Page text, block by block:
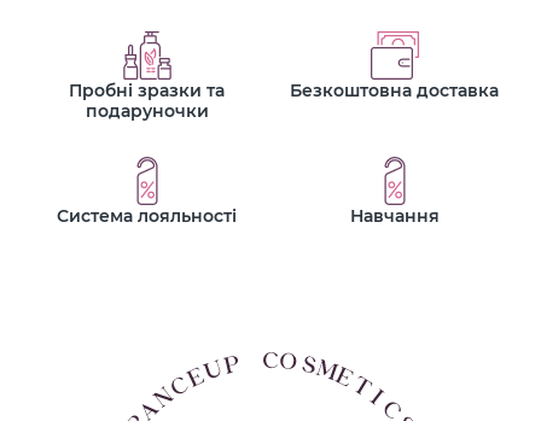
Пробні зразки та
подаруночки
Безкоштовна доставка
Система лояльності Навчання